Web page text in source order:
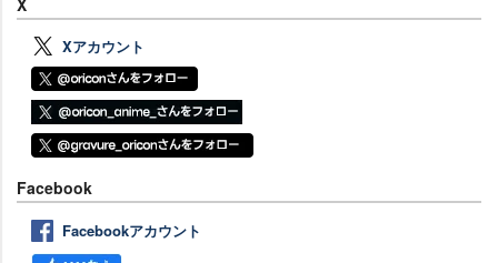
Xアカウント
Facebook
Facebookアカウント